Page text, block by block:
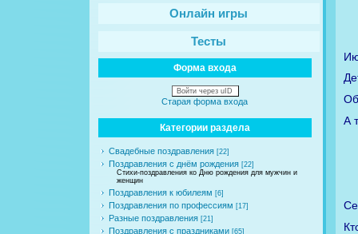
Онлайн игры
Тесты
Форма входа
Войти через uID
Старая форма входа
Категории раздела
Свадебные поздравления [22]
Поздравления с днём рождения [22]
Стихи-поздравления ко Дню рождения для мужчин и
женщин
Поздравления к юбилеям [6]
Поздравления по профессиям [17]
Разные поздравления [21]
Поздравления с праздниками [65]
А